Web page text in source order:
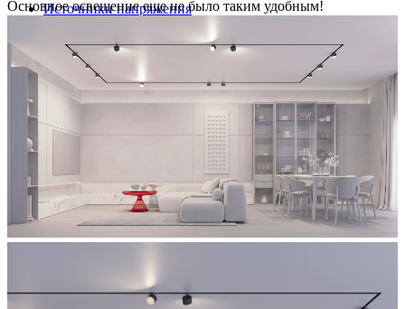
Источники напряжения
Основное освещение еще не было таким удобным!